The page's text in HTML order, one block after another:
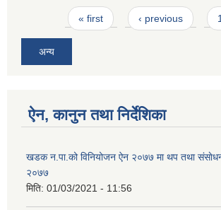
Pages« first ‹ previous
अन्य
ऐन, कानुन तथा निर्देशिका
खडक न‍.पा.को विनियोजन ऐन २०७७ मा थप तथा
२०७७
मिति: 01/03/2021 - 11:56